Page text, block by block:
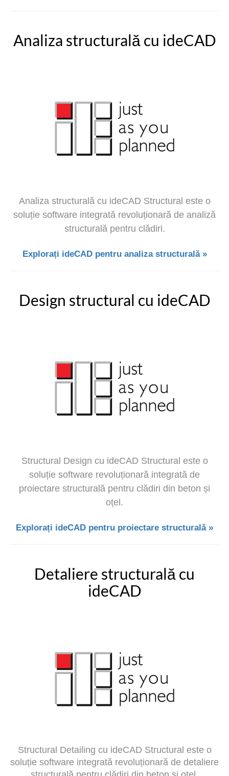
Analiza structurală cu ideCAD
Analiza structurală cu ideCAD Structural este o
soluție software integrată revoluționară de analiză
structurală pentru clădiri.
Explorați ideCAD pentru analiza structurală »
Design structural cu ideCAD
Structural Design cu ideCAD Structural este o
soluție software revoluționară integrată de
proiectare structurală pentru clădiri din beton și
oțel.
Explorați ideCAD pentru proiectare structurală »
Detaliere structurală cu
ideCAD
Structural Detailing cu ideCAD Structural este o
soluție software integrată revoluționară de detaliere